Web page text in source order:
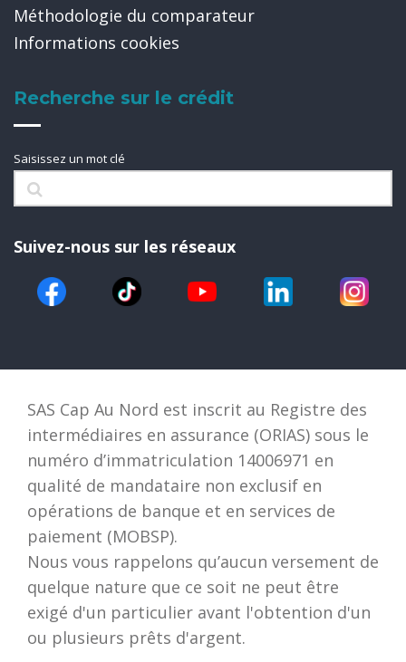
Méthodologie du comparateur
Informations cookies
Recherche sur le crédit
Saisissez un mot clé
Suivez-nous sur les réseaux
SAS Cap Au Nord est inscrit au Registre des
intermédiaires en assurance (ORIAS) sous le
numéro d’immatriculation 14006971 en
qualité de mandataire non exclusif en
opérations de banque et en services de
paiement (MOBSP).
Nous vous rappelons qu’aucun versement de
quelque nature que ce soit ne peut être
exigé d'un particulier avant l'obtention d'un
ou plusieurs prêts d'argent.